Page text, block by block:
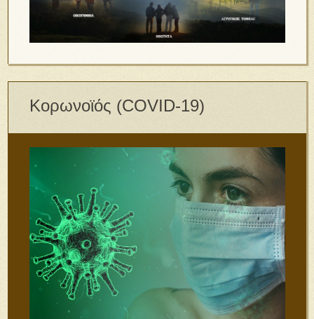
Κορωνοϊός (COVID-19)